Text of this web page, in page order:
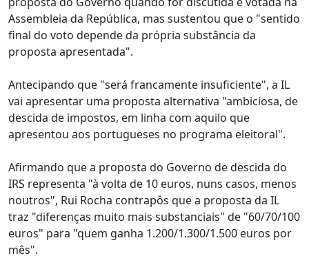
Assembleia da República, mas sustentou que o "sentido
final do voto depende da própria substância da
proposta apresentada".
Antecipando que "será francamente insuficiente", a IL
vai apresentar uma proposta alternativa "ambiciosa, de
descida de impostos, em linha com aquilo que
apresentou aos portugueses no programa eleitoral".
Afirmando que a proposta do Governo de descida do
IRS representa "à volta de 10 euros, nuns casos, menos
noutros", Rui Rocha contrapôs que a proposta da IL
traz "diferenças muito mais substanciais" de "60/70/100
euros" para "quem ganha 1.200/1.300/1.500 euros por
mês".